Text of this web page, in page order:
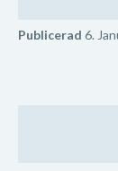
Publicerad 6.